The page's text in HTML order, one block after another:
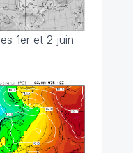
1er et 2 juin